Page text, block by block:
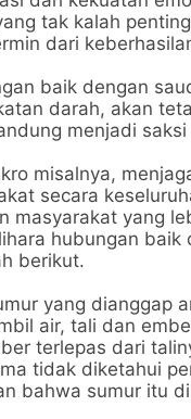
tak kalah
dari
baik dengan
darah, akan
menjadi
misalnya,
secara
masyarakat yang
hubungan
berikut.
yang dianggap
air, tali dan
terlepas dari
tidak diketahui
bahwa sumur itu